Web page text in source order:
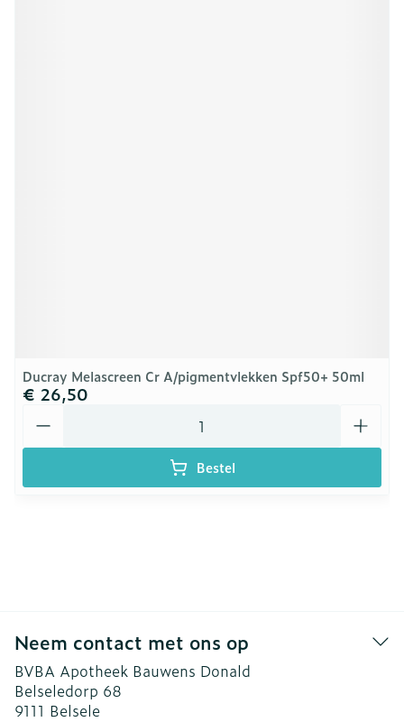
Ducray Melascreen Cr A/pigmentvlekken Spf50+ 50ml
€ 26,50
Bestel
Neem contact met ons op
BVBA Apotheek Bauwens Donald
Belseledorp 68
9111 Belsele